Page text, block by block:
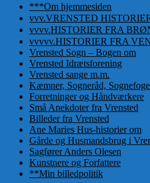
***Om hjemmesiden
vvv.VRENSTED
vvvv.HISTORIER FRA
vvvvv.HISTORIER FRA
Vrensted Sogn – Bogen om
Vrensted Idrætsforening
Vrensted sange m.m.
Kæmner, Sogneråd,
Forretninger og Håndværkere
Små Anekdoter fra Vrensted
Billeder fra Vrensted
Ane Maries Hus-historier om
Gårde og Husmandsbrug i
Sagfører Anders Olesen
Kunstnere og Forfattere
**Min billedpolitik